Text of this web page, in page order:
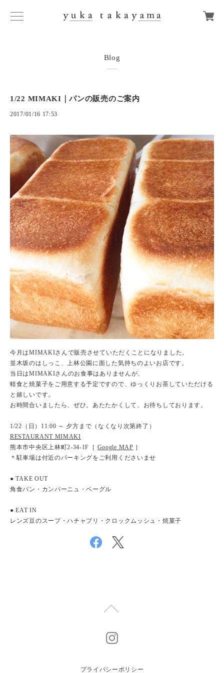
Blog
1/22 MIMAKI｜パンの販売のご案内
2017/01/16 17:53
今月はMIMAKIさんで販売させていただくことになりました。
並木坂のはしっこ、上林公園に面した気持ちのよいお店です。
当日はMIMAKIさんのお食事はありませんが、
軽食と焼菓子をご用意する予定ですので、ゆっくりお茶していただける
と嬉しいです。
お時間合いましたら、ぜひ。あたたかくして、お待ちしております。
1/22（日）11:00 ～ 夕方まで（なくなり次第終了）
RESTAURANT MIMAKI
熊本市中央区上林町2-34-1F［ Google MAP ］
＊駐車場は付近のパーキングをご利用くださいませ
● TAKE OUT
角食パン・カンパーニュ・ベーグル
● EAT IN
レンズ豆のスープ・ハチャプリ・クロックムッシュ・焼菓子
プライバシーポリシー